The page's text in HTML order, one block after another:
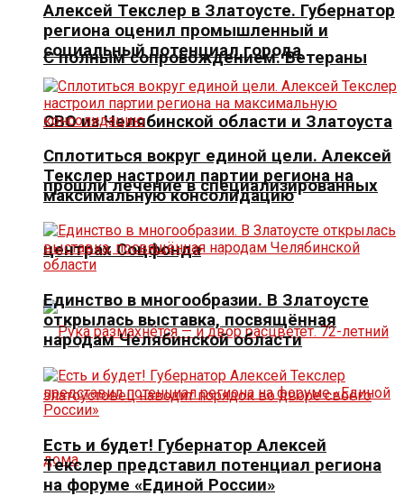
С полным сопровождением. Ветераны
СВО из Челябинской области и Златоуста
прошли лечение в специализированных
центрах Соцфонда
Алексей Текслер в Златоусте. Губернатор
региона оценил промышленный и
социальный потенциал города
Сплотиться вокруг единой цели. Алексей
Текслер настроил партии региона на
максимальную консолидацию
Единство в многообразии. В Златоусте
открылась выставка, посвящённая
народам Челябинской области
Есть и будет! Губернатор Алексей
Текслер представил потенциал региона
на форуме «Единой России»